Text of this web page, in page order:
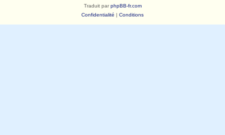
Traduit parphpBB-fr.com
Confidentialité | Conditions